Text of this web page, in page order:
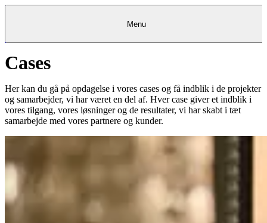
Frokostordning
MadkurserMadkurser & &TeambuildingTeambuilding
& Teambuilding
OpskrifterOpskrifterOpskrifter
Bagerier
DetailDetailDetail
ProjekterProjekter&&rådgivningrådgivningProjekter &
rådgivning
EventkalenderEventkalenderEventkalender
Kundeservice
Log indMit Meyers
Menu
Cases
Her kan du gå på opdagelse i vores cases og få indblik i de projekter
og samarbejder, vi har været en del af. Hver case giver et indblik i
vores tilgang, vores løsninger og de resultater, vi har skabt i tæt
samarbejde med vores partnere og kunder.